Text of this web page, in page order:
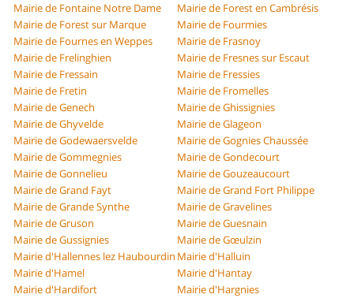
Mairie de Fontaine Notre Dame
Mairie de Forest en Cambrésis
Mairie de Forest sur Marque
Mairie de Fourmies
Mairie de Fournes en Weppes
Mairie de Frasnoy
Mairie de Frelinghien
Mairie de Fresnes sur Escaut
Mairie de Fressain
Mairie de Fressies
Mairie de Fretin
Mairie de Fromelles
Mairie de Genech
Mairie de Ghissignies
Mairie de Ghyvelde
Mairie de Glageon
Mairie de Godewaersvelde
Mairie de Gognies Chaussée
Mairie de Gommegnies
Mairie de Gondecourt
Mairie de Gonnelieu
Mairie de Gouzeaucourt
Mairie de Grand Fayt
Mairie de Grand Fort Philippe
Mairie de Grande Synthe
Mairie de Gravelines
Mairie de Gruson
Mairie de Guesnain
Mairie de Gussignies
Mairie de Gœulzin
Mairie d'Hallennes lez Haubourdin Mairie d'Halluin
Mairie d'Hamel
Mairie d'Hantay
Mairie d'Hardifort
Mairie d'Hargnies